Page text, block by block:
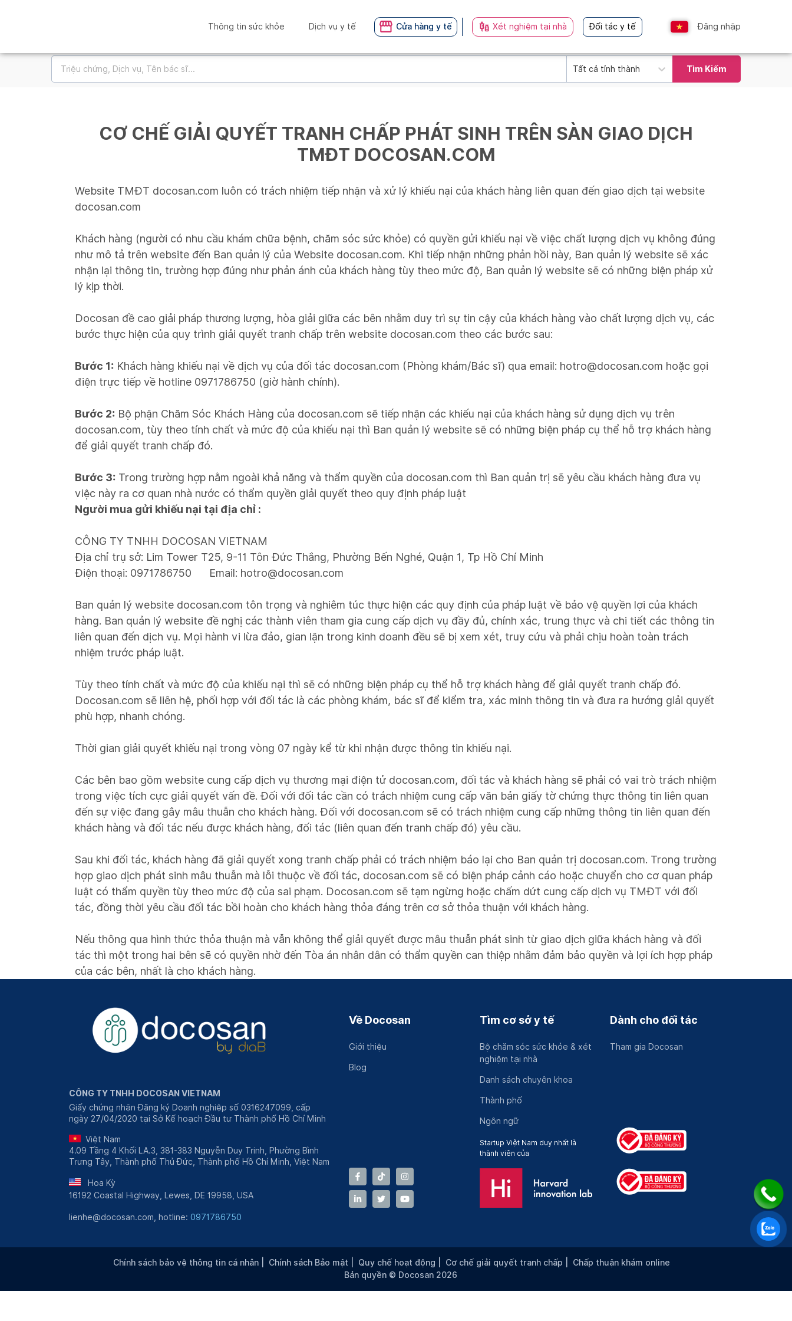
Thông tin sức khỏe Dịch vụ y tế Cửa hàng y tế Xét nghiệm tại nhà Đối tác y tế Đăng nhập
Tất cả tỉnh thành Tìm Kiếm
CƠ CHẾ GIẢI QUYẾT TRANH CHẤP PHÁT SINH TRÊN SÀN GIAO DỊCH
TMĐT DOCOSAN.COM
Website TMĐT docosan.com luôn có trách nhiệm tiếp nhận và xử lý khiếu nại của khách hàng liên quan đến giao dịch tại website
docosan.com
Khách hàng (người có nhu cầu khám chữa bệnh, chăm sóc sức khỏe) có quyền gửi khiếu nại về việc chất lượng dịch vụ không đúng
như mô tả trên website đến Ban quản lý của Website docosan.com. Khi tiếp nhận những phản hồi này, Ban quản lý website sẽ xác
nhận lại thông tin, trường hợp đúng như phản ánh của khách hàng tùy theo mức độ, Ban quản lý website sẽ có những biện pháp xử
lý kịp thời.
Docosan đề cao giải pháp thương lượng, hòa giải giữa các bên nhằm duy trì sự tin cậy của khách hàng vào chất lượng dịch vụ, các
bước thực hiện của quy trình giải quyết tranh chấp trên website docosan.com theo các bước sau:
Bước 1: Khách hàng khiếu nại về dịch vụ của đối tác docosan.com (Phòng khám/Bác sĩ) qua email: hotro@docosan.com hoặc gọi
điện trực tiếp về hotline 0971786750 (giờ hành chính).
Bước 2: Bộ phận Chăm Sóc Khách Hàng của docosan.com sẽ tiếp nhận các khiếu nại của khách hàng sử dụng dịch vụ trên
docosan.com, tùy theo tính chất và mức độ của khiếu nại thì Ban quản lý website sẽ có những biện pháp cụ thể hỗ trợ khách hàng
để giải quyết tranh chấp đó.
Bước 3: Trong trường hợp nằm ngoài khả năng và thẩm quyền của docosan.com thì Ban quản trị sẽ yêu cầu khách hàng đưa vụ
việc này ra cơ quan nhà nước có thẩm quyền giải quyết theo quy định pháp luật
Người mua gửi khiếu nại tại địa chỉ :
CÔNG TY TNHH DOCOSAN VIETNAM
Địa chỉ trụ sở: Lim Tower T25, 9-11 Tôn Đức Thắng, Phường Bến Nghé, Quận 1, Tp Hồ Chí Minh
Điện thoại: 0971786750 Email: hotro@docosan.com
Ban quản lý website docosan.com tôn trọng và nghiêm túc thực hiện các quy định của pháp luật về bảo vệ quyền lợi của khách
hàng. Ban quản lý website đề nghị các thành viên tham gia cung cấp dịch vụ đầy đủ, chính xác, trung thực và chi tiết các thông tin
liên quan đến dịch vụ. Mọi hành vi lừa đảo, gian lận trong kinh doanh đều sẽ bị xem xét, truy cứu và phải chịu hoàn toàn trách
nhiệm trước pháp luật.
Tùy theo tính chất và mức độ của khiếu nại thì sẽ có những biện pháp cụ thể hỗ trợ khách hàng để giải quyết tranh chấp đó.
Docosan.com sẽ liên hệ, phối hợp với đối tác là các phòng khám, bác sĩ để kiểm tra, xác minh thông tin và đưa ra hướng giải quyết
phù hợp, nhanh chóng.
Thời gian giải quyết khiếu nại trong vòng 07 ngày kể từ khi nhận được thông tin khiếu nại.
Các bên bao gồm website cung cấp dịch vụ thương mại điện tử docosan.com, đối tác và khách hàng sẽ phải có vai trò trách nhiệm
trong việc tích cực giải quyết vấn đề. Đối với đối tác cần có trách nhiệm cung cấp văn bản giấy tờ chứng thực thông tin liên quan
đến sự việc đang gây mâu thuẫn cho khách hàng. Đối với docosan.com sẽ có trách nhiệm cung cấp những thông tin liên quan đến
khách hàng và đối tác nếu được khách hàng, đối tác (liên quan đến tranh chấp đó) yêu cầu.
Sau khi đối tác, khách hàng đã giải quyết xong tranh chấp phải có trách nhiệm báo lại cho Ban quản trị docosan.com. Trong trường
hợp giao dịch phát sinh mâu thuẫn mà lỗi thuộc về đối tác, docosan.com sẽ có biện pháp cảnh cáo hoặc chuyển cho cơ quan pháp
luật có thẩm quyền tùy theo mức độ của sai phạm. Docosan.com sẽ tạm ngừng hoặc chấm dứt cung cấp dịch vụ TMĐT với đối
tác, đồng thời yêu cầu đối tác bồi hoàn cho khách hàng thỏa đáng trên cơ sở thỏa thuận với khách hàng.
Nếu thông qua hình thức thỏa thuận mà vẫn không thể giải quyết được mâu thuẫn phát sinh từ giao dịch giữa khách hàng và đối
tác thì một trong hai bên sẽ có quyền nhờ đến Tòa án nhân dân có thẩm quyền can thiệp nhằm đảm bảo quyền và lợi ích hợp pháp
của các bên, nhất là cho khách hàng.
CÔNG TY TNHH DOCOSAN VIETNAM
Giấy chứng nhận Đăng ký Doanh nghiệp số 0316247099, cấp
ngày 27/04/2020 tại Sở Kế hoạch Đầu tư Thành phố Hồ Chí Minh
Việt Nam
4.09 Tầng 4 Khối LA.3, 381-383 Nguyễn Duy Trinh, Phường Bình
Trưng Tây, Thành phố Thủ Đức, Thành phố Hồ Chí Minh, Việt Nam
Hoa Kỳ
16192 Coastal Highway, Lewes, DE 19958, USA
lienhe@docosan.com, hotline: 0971786750
Về Docosan
Giới thiệu
Blog
Tìm cơ sở y tế
Bộ chăm sóc sức khỏe & xét
nghiệm tại nhà
Danh sách chuyên khoa
Thành phố
Ngôn ngữ
Dành cho đối tác
Tham gia Docosan
Startup Việt Nam duy nhất là
thành viên của
Chính sách bảo vệ thông tin cá nhân Chính sách Bảo mật Quy chế hoạt động Cơ chế giải quyết tranh chấp
Chấp thuận khám online
Bản quyền © Docosan 2026